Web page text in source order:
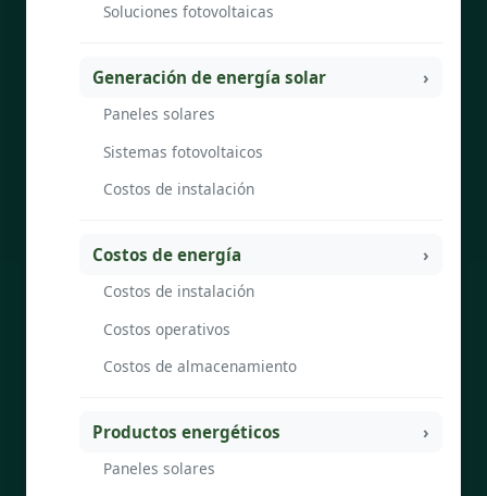
Soluciones fotovoltaicas
Generación de energía solar
Paneles solares
Sistemas fotovoltaicos
Costos de instalación
Costos de energía
Costos de instalación
Costos operativos
Costos de almacenamiento
Productos energéticos
Paneles solares